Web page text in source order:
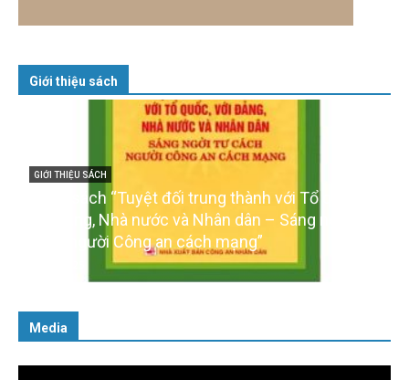
Giới thiệu sách
GIỚI THIỆU SÁCH
Cuốn sách “Tuyệt đối trung thành với Tổ quốc,
với Đảng, Nhà nước và Nhân dân – Sáng ngời tư
cách người Công an cách mạng”
Media